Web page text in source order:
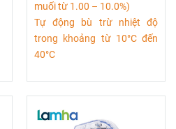
muối từ 1.00 – 10.0%)
Tự động bù trừ nhiệt độ
trong khoảng từ 10°C đến
40°C